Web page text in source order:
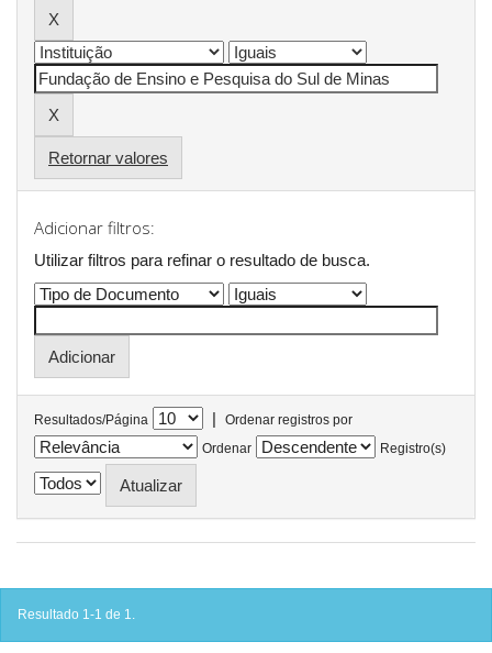
Retornar valores
Adicionar filtros:
Utilizar filtros para refinar o resultado de busca.
Resultados/Página |
Ordenar registros por
Ordenar
Registro(s)
Resultado 1-1 de 1.